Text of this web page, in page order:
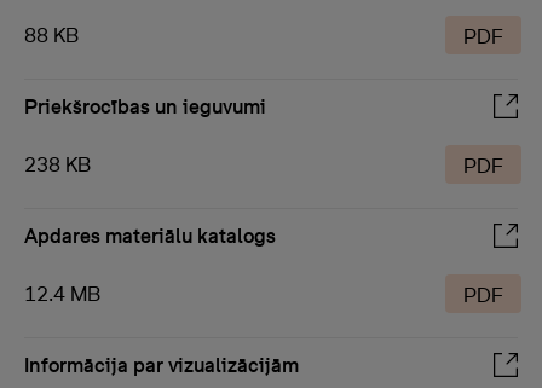
88 KB PDF
Priekšrocības un ieguvumi
238 KB PDF
Apdares materiālu katalogs
12.4 MB PDF
Informācija par vizualizācijām